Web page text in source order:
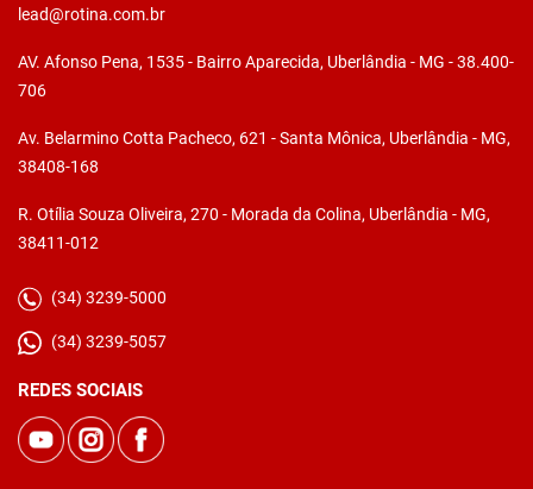
lead@rotina.com.br
AV. Afonso Pena, 1535 - Bairro Aparecida, Uberlândia - MG - 38.400-
706
Av. Belarmino Cotta Pacheco, 621 - Santa Mônica, Uberlândia - MG,
38408-168
R. Otília Souza Oliveira, 270 - Morada da Colina, Uberlândia - MG,
38411-012
(34) 3239-5000
(34) 3239-5057
REDES SOCIAIS